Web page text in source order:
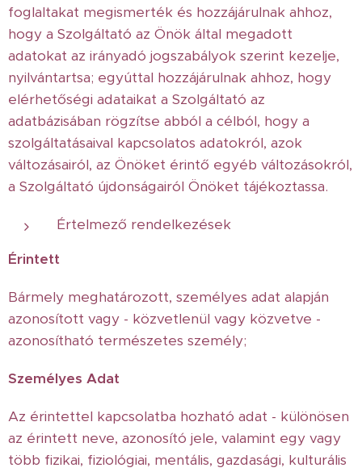
foglaltakat megismerték és hozzájárulnak ahhoz,
hogy a Szolgáltató az Önök által megadott
adatokat az irányadó jogszabályok szerint kezelje,
nyilvántartsa; egyúttal hozzájárulnak ahhoz, hogy
elérhetőségi adataikat a Szolgáltató az
adatbázisában rögzítse abból a célból, hogy a
szolgáltatásaival kapcsolatos adatokról, azok
változásairól, az Önöket érintő egyéb változásokról,
a Szolgáltató újdonságairól Önöket tájékoztassa.
Értelmező rendelkezések
Érintett
Bármely meghatározott, személyes adat alapján
azonosított vagy - közvetlenül vagy közvetve -
azonosítható természetes személy;
Személyes Adat
Az érintettel kapcsolatba hozható adat - különösen
az érintett neve, azonosító jele, valamint egy vagy
több fizikai, fiziológiai, mentális, gazdasági, kulturális